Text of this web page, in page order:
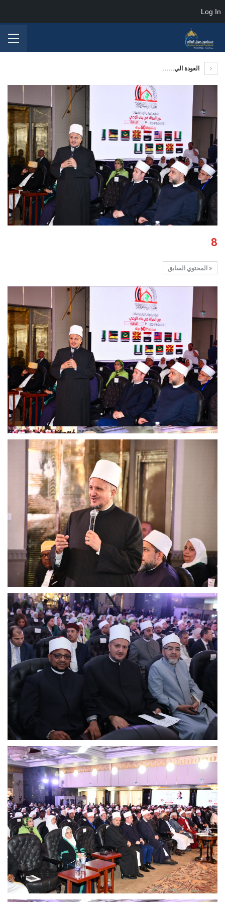
العودة الي......
8
المحتوي السابق
Log In